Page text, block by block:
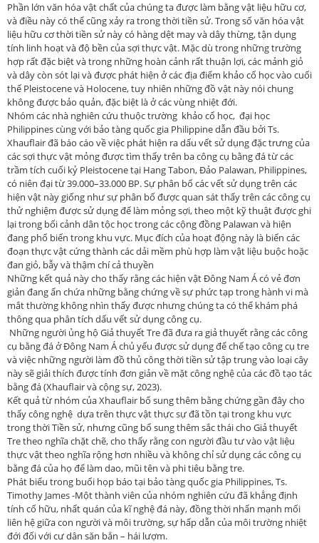
Phần lớn văn hóa vật chất của chúng ta được làm bằng vật liệu hữu cơ,
và điều này có thể cũng xảy ra trong thời tiền sử. Trong số văn hóa vật
liệu hữu cơ thời tiền sử này có hàng dệt may và dây thừng, tận dụng
tính linh hoạt và độ bền của sợi thực vật. Mặc dù trong những trường
hợp rất đặc biệt và trong những hoàn cảnh rất thuận lợi, các mảnh giỏ
và dây còn sót lại và được phát hiện ở các địa điểm khảo cổ học vào cuối
thế Pleistocene và Holocene, tuy nhiên những đồ vật này nói chung
không được bảo quản, đặc biệt là ở các vùng nhiệt đới.
Nhóm các nhà nghiên cứu thuộc trường khảo cổ học, đại học
Philippines cùng với bảo tàng quốc gia Philippine dẫn đầu bởi Ts.
Xhauflair đã báo cáo về việc phát hiện ra dấu vết sử dụng đặc trưng của
các sợi thực vật mỏng được tìm thấy trên ba công cụ bằng đá từ các
trầm tích cuối kỷ Pleistocene tại Hang Tabon, Đảo Palawan, Philippines,
có niên đại từ 39.000–33.000 BP. Sự phân bố các vết sử dụng trên các
hiện vật này giống như sự phân bố được quan sát thấy trên các công cụ
thử nghiệm được sử dụng để làm mỏng sợi, theo một kỹ thuật được ghi
lại trong bối cảnh dân tộc học trong các cộng đồng Palawan và hiện
đang phổ biến trong khu vực. Mục đích của hoạt động này là biến các
đoạn thực vật cứng thành các dải mềm phù hợp làm vật liệu buộc hoặc
đan giỏ, bẫy và thậm chí cả thuyền
Những kết quả này cho thấy rằng các hiện vật Đông Nam Á có vẻ đơn
giản đang ẩn chứa những bằng chứng về sự phức tạp trong hành vi mà
mắt thường không nhìn thấy được nhưng chúng ta có thể khám phá
thông qua phân tích dấu vết sử dụng công cụ.
Những người ủng hộ Giả thuyết Tre đã đưa ra giả thuyết rằng các công
cụ bằng đá ở Đông Nam Á chủ yếu được sử dụng để chế tạo công cụ tre
và việc những người làm đồ thủ công thời tiền sử tập trung vào loại cây
này sẽ giải thích được tính đơn giản về mặt công nghệ của các đồ tạo tác
bằng đá (Xhauflair và cộng sự, 2023).
Kết quả từ nhóm của Xhauflair bổ sung thêm bằng chứng gần đây cho
thấy công nghệ dựa trên thực vật thực sự đã tồn tại trong khu vực
trong thời Tiền sử, nhưng cũng bổ sung thêm sắc thái cho Giả thuyết
Tre theo nghĩa chặt chẽ, cho thấy rằng con người đầu tư vào vật liệu
thực vật theo nghĩa rộng hơn nhiều và không chỉ sử dụng các công cụ
bằng đá của họ để làm dao, mũi tên và phi tiêu bằng tre.
Phát biểu trong buổi họp báo tại bảo tàng quốc gia Philippines, Ts.
Timothy James -Một thành viên của nhóm nghiên cứu đã khẳng định
tính cố hữu, nhất quán của kĩ nghệ đá này, đồng thời nhấn mạnh mối
liên hệ giữa con người và môi trường, sự hấp dẫn của môi trường nhiệt
đới đối với cư dân săn bắn – hái lượm.